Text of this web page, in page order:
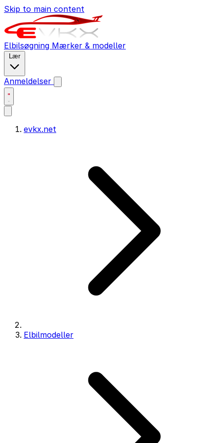
Skip to main content
Elbilsøgning Mærker & modeller
Lær
Anmeldelser
evkx.net
Elbilmodeller